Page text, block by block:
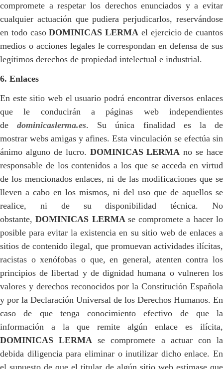
compromete a respetar los derechos enunciados y a evitar
cualquier actuación que pudiera perjudicarlos, reservándose
en todo casoDOMINICAS LERMA el ejercicio de cuantos
medios o acciones legales le correspondan en defensa de sus
legítimos derechos de propiedad intelectual e industrial.
6. Enlaces
En este sitio web el usuario podrá encontrar diversos enlaces
que le conducirán a páginas web independientes
dedominicaslerma.es. Su única finalidad es la de
mostrar webs amigas y afines. Esta vinculación se efectúa sin
ánimo alguno de lucro. DOMINICAS LERMA no se hace
responsable de los contenidos a los que se acceda en virtud
de los mencionados enlaces, ni de las modificaciones que se
lleven a cabo en los mismos, ni del uso que de aquellos se
realice, ni de su disponibilidad técnica. No
obstante,DOMINICAS LERMA se compromete a hacer lo
posible para evitar la existencia en su sitio web de enlaces a
sitios de contenido ilegal, que promuevan actividades ilícitas,
racistas o xenófobas o que, en general, atenten contra los
principios de libertad y de dignidad humana o vulneren los
valores y derechos reconocidos por la Constitución Española
y por la Declaración Universal de los Derechos Humanos. En
caso de que tenga conocimiento efectivo de que la
información a la que remite algún enlace es ilícita,
DOMINICAS LERMA se compromete a actuar con la
debida diligencia para eliminar o inutilizar dicho enlace. En
el supuesto de que el titular de algún sitio web estimase que